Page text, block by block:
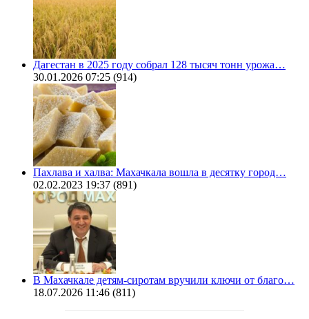
Дагестан в 2025 году собрал 128 тысяч тонн урожа…
30.01.2026 07:25 (914)
Пахлава и халва: Махачкала вошла в десятку город…
02.02.2023 19:37 (891)
В Махачкале детям-сиротам вручили ключи от благо…
18.07.2026 11:46 (811)